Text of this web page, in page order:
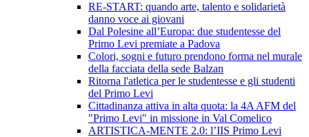
RE-START: quando arte, talento e solidarietà
danno voce ai giovani
Dal Polesine all’Europa: due studentesse del
Primo Levi premiate a Padova
Colori, sogni e futuro prendono forma nel murale
della facciata della sede Balzan
Ritorna l'atletica per le studentesse e gli studenti
del Primo Levi
Cittadinanza attiva in alta quota: la 4A AFM del
"Primo Levi" in missione in Val Comelico
ARTISTICA-MENTE 2.0: l’IIS Primo Levi